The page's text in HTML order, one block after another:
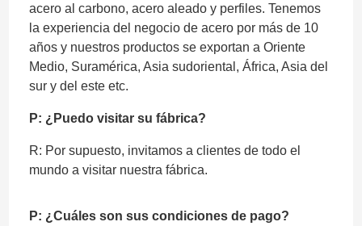
acero al carbono, acero aleado y perfiles. Tenemos
la experiencia del negocio de acero por más de 10
años y nuestros productos se exportan a Oriente
Medio, Suramérica, Asia sudoriental, África, Asia del
sur y del este etc.
P: ¿Puedo visitar su fábrica?
R: Por supuesto, invitamos a clientes de todo el
mundo a visitar nuestra fábrica.
P: ¿Cuáles son sus condiciones de pago?